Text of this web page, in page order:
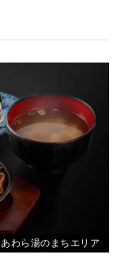
あわら湯のまちエリア